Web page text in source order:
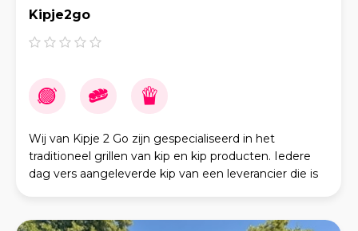
Kipje2go
Wij van Kipje 2 Go zijn gespecialiseerd in het
traditioneel grillen van kip en kip producten. Iedere
dag vers aangeleverde kip van een leverancier die is